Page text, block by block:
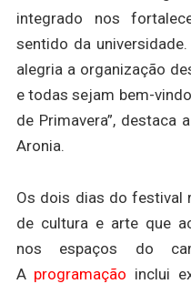
integrado nos
sentido da
alegria a organização
e todas sejam bem-
de Primavera”, destaca
Aronia.
Os dois dias do festival
de cultura e arte que
nos espaços do
A programação inclui